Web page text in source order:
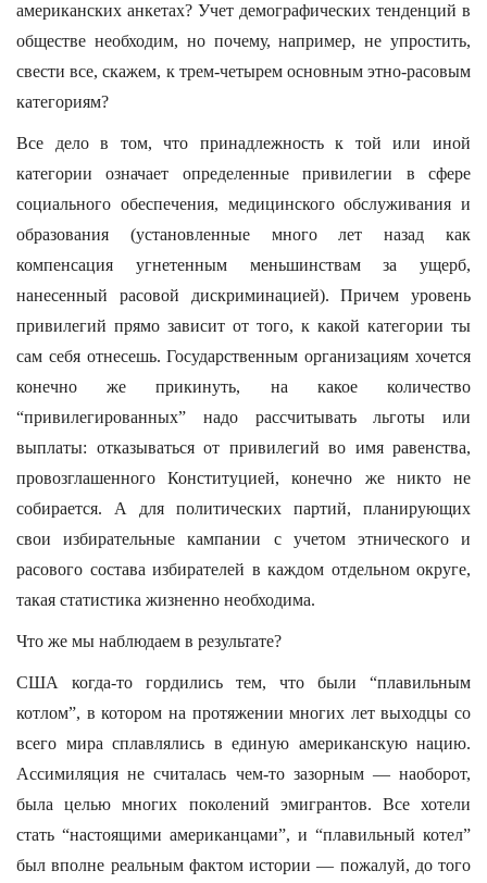
американских анкетах? Учет демографических тенденций в
обществе необходим, но почему, например, не упростить,
свести все, скажем, к трем-четырем основным этно-расовым
категориям?
Все дело в том, что принадлежность к той или иной
категории означает определенные привилегии в сфере
социального обеспечения, медицинского обслуживания и
образования (установленные много лет назад как
компенсация угнетенным меньшинствам за ущерб,
нанесенный расовой дискриминацией). Причем уровень
привилегий прямо зависит от того, к какой категории ты
сам себя отнесешь. Государственным организациям хочется
конечно же прикинуть, на какое количество
“привилегированных” надо рассчитывать льготы или
выплаты: отказываться от привилегий во имя равенства,
провозглашенного Конституцией, конечно же никто не
собирается. А для политических партий, планирующих
свои избирательные кампании с учетом этнического и
расового состава избирателей в каждом отдельном округе,
такая статистика жизненно необходима.
Что же мы наблюдаем в результате?
США когда-то гордились тем, что были “плавильным
котлом”, в котором на протяжении многих лет выходцы со
всего мира сплавлялись в единую американскую нацию.
Ассимиляция не считалась чем-то зазорным — наоборот,
была целью многих поколений эмигрантов. Все хотели
стать “настоящими американцами”, и “плавильный котел”
был вполне реальным фактом истории — пожалуй, до того